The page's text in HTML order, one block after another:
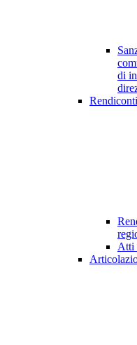
di
Atti